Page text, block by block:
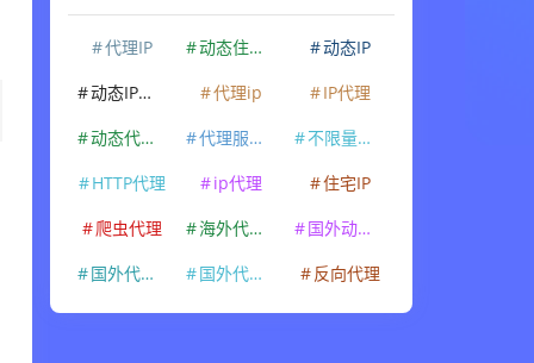
代理IP 动态住宅IP
动态IP
动态IP代理
代理ip
IP代理
动态代理IP
代理服务器
不限量代理IP
HTTP代理
ip代理
住宅IP
爬虫代理
海外代理ip
国外动态IP
国外代理IP
国外代理ip 反向代理